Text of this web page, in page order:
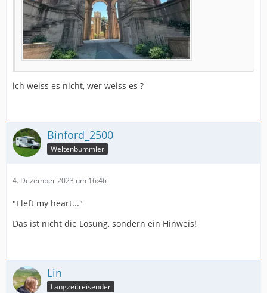
ich weiss es nicht, wer weiss es ?
Binford_2500
Weltenbummler
4. Dezember 2023 um 16:46
"I left my heart..."
Das ist nicht die Lösung, sondern ein Hinweis!
Lin
Langzeitreisender